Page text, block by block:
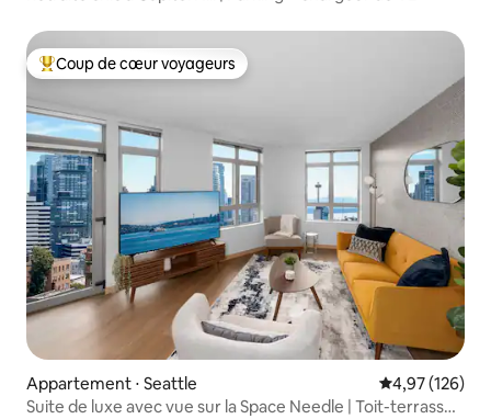
Coups de cœur voyageurs les plus appréciés
Coup de cœur voyageurs
Appartement ⋅ Seattle Évaluation
4,97 (126)
Suite de luxe avec vue sur la Space Needle | Toit-terrasse |